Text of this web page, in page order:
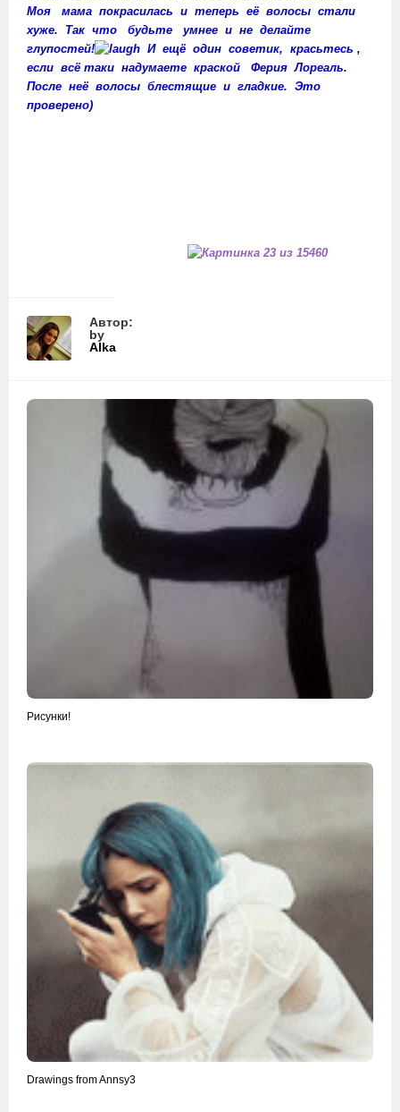
Моя мама покрасилась и теперь её волосы стали
хуже. Так что будьте умнее и не делайте
глупостей!
И ещё один советик, красьтесь ,
если всё таки надумаете краской Ферия Лореаль.
После неё волосы блестящие и гладкие. Это
проверено)
Автор:
by
Alka
Рисунки!
Drawings from Annsy3